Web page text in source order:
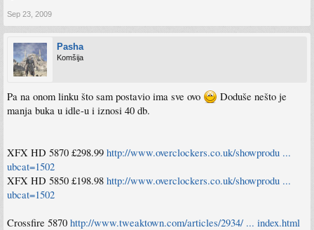
Sep 23, 2009
Pasha
Komšija
Pa na onom linku što sam postavio ima sve ovo
Doduše nešto je
manja buka u idle-u i iznosi 40 db.
XFX HD 5870 £298.99 http://www.overclockers.co.uk/showprodu ...
ubcat=1502
XFX HD 5850 £198.98 http://www.overclockers.co.uk/showprodu ...
ubcat=1502
Crossfire 5870 http://www.tweaktown.com/articles/2934/ ... index.html